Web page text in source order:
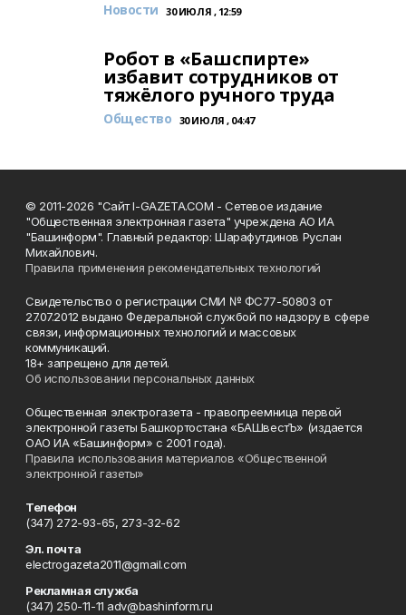
Новости 30 ИЮЛЯ , 12:59
Робот в «Башспирте»
избавит сотрудников от
тяжёлого ручного труда
Общество 30 ИЮЛЯ , 04:47
© 2011-2026 "Сайт I-GAZETA.COM - Сетевое издание
"Общественная электронная газета" учреждена АО ИА
"Башинформ". Главный редактор: Шарафутдинов Руслан
Михайлович.
Правила применения рекомендательных технологий
Свидетельство о регистрации СМИ № ФС77-50803 от
27.07.2012 выдано Федеральной службой по надзору в сфере
связи, информационных технологий и массовых
коммуникаций.
18+ запрещено для детей.
Об использовании персональных данных
Общественная электрогазета - правопреемница первой
электронной газеты Башкортостана «БАШвестЪ» (издается
ОАО ИА «Башинформ» с 2001 года).
Правила использования материалов «Общественной
электронной газеты»
Телефон
(347) 272-93-65, 273-32-62
Эл. почта
electrogazeta2011@gmail.com
Рекламная служба
(347) 250-11-11 adv@bashinform.ru